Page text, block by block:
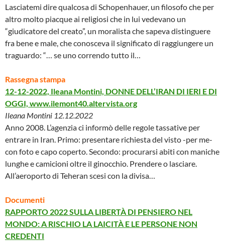
Lasciatemi dire qualcosa di Schopenhauer, un filosofo che per
altro molto piacque ai religiosi che in lui vedevano un
“giudicatore del creato”, un moralista che sapeva distinguere
fra bene e male, che conosceva il significato di raggiungere un
traguardo: “… se uno correndo tutto il…
Rassegna stampa
12-12-2022, Ileana Montini, DONNE DELL’IRAN DI IERI E DI
OGGI, www.ilemont40.altervista.org
Ileana Montini 12.12.2022
Anno 2008. L’agenzia ci informò delle regole tassative per
entrare in Iran. Primo: presentare richiesta del visto -per me-
con foto e capo coperto. Secondo: procurarsi abiti con maniche
lunghe e camicioni oltre il ginocchio. Prendere o lasciare.
All’aeroporto di Teheran scesi con la divisa…
Documenti
RAPPORTO 2022 SULLA LIBERTÀ DI PENSIERO NEL
MONDO: A RISCHIO LA LAICITÀ E LE PERSONE NON
CREDENTI